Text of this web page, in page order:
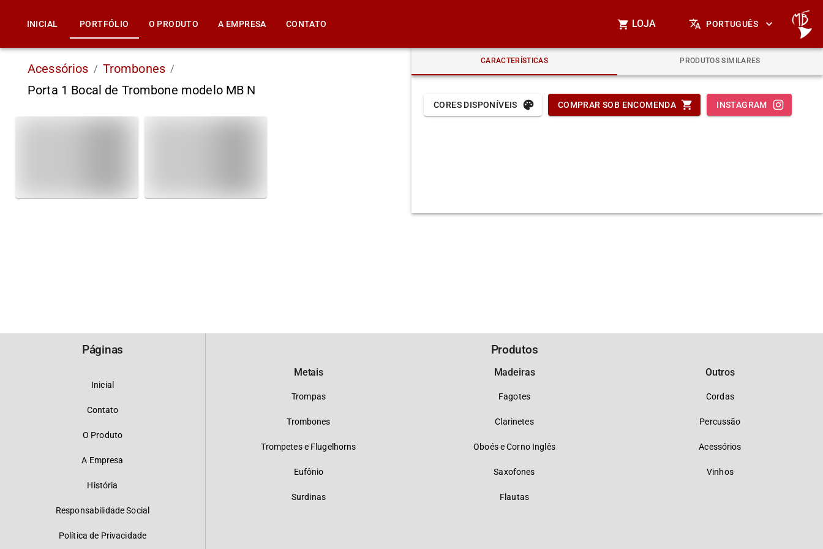
INICIAL PORTFÓLIO O PRODUTO A EMPRESA CONTATO LOJA PORTUGUÊS
Acessórios / Trombones /
Porta 1 Bocal de Trombone modelo MB N
CARACTERÍSTICAS PRODUTOS SIMILARES
CORES DISPONÍVEIS COMPRAR SOB ENCOMENDA INSTAGRAM
Páginas
Inicial
Contato
O Produto
A Empresa
História
Responsabilidade Social
Política de Privacidade
Produtos
Metais
Trompas
Trombones
Trompetes e Flugelhorns
Eufônio
Surdinas
Madeiras
Fagotes
Clarinetes
Oboés e Corno Inglês
Saxofones
Flautas
Outros
Cordas
Percussão
Acessórios
Vinhos